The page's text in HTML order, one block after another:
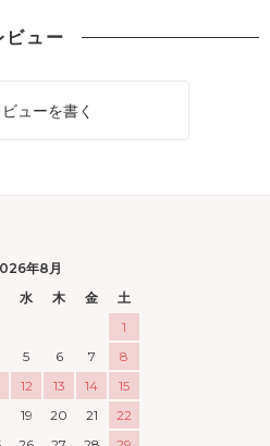
ビュー
ビューを書く
年8月
水 木 金
土
1
5 6 7
8
12 13 14
15
19 20 21
22